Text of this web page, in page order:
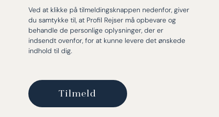
Ved at klikke på tilmeldingsknappen nedenfor, giver
du samtykke til, at Profil Rejser må opbevare og
behandle de personlige oplysninger, der er
indsendt ovenfor, for at kunne levere det ønskede
indhold til dig.